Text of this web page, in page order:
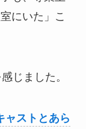
にいた」こ
じました。
ャストとあら